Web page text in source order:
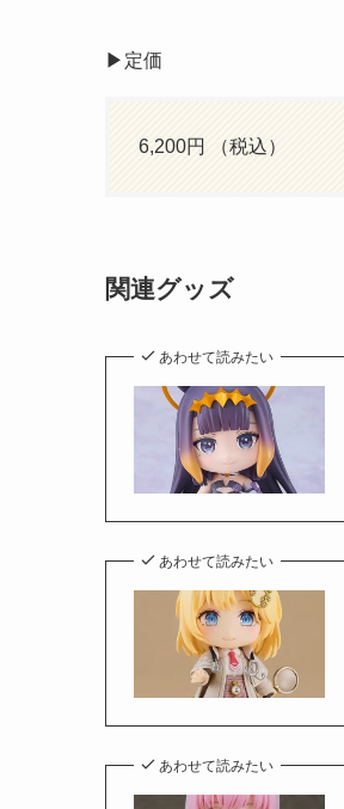
▶︎定価
6,200円 （税込）
関連グッズ
あわせて読みたい
あわせて読みたい
あわせて読みたい